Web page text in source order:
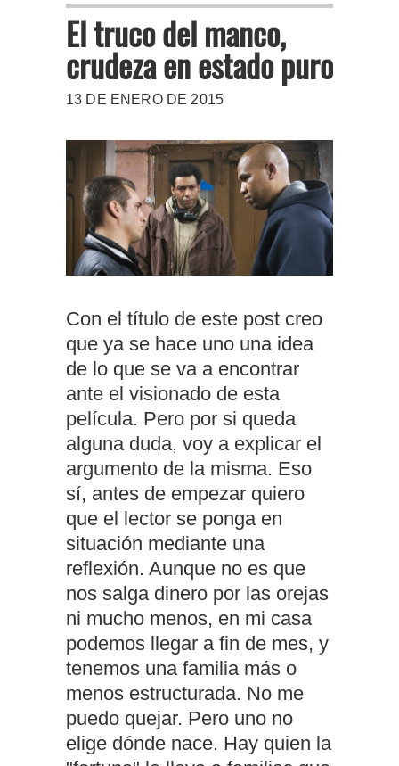
El truco del manco,
crudeza en estado puro
13 DE ENERO DE 2015
Con el título de este post creo
que ya se hace uno una idea
de lo que se va a encontrar
ante el visionado de esta
película. Pero por si queda
alguna duda, voy a explicar el
argumento de la misma. Eso
sí, antes de empezar quiero
que el lector se ponga en
situación mediante una
reflexión. Aunque no es que
nos salga dinero por las orejas
ni mucho menos, en mi casa
podemos llegar a fin de mes, y
tenemos una familia más o
menos estructurada. No me
puedo quejar. Pero uno no
elige dónde nace. Hay quien la